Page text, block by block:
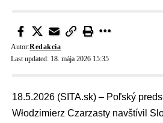
Last updated: 18. mája 2026 15:35
Autor:Redakcia
18.5.2026 (SITA.sk) – Poľský
Włodzimierz Czarzasty navštívil